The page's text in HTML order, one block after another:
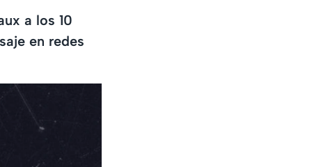
a los 10
en redes